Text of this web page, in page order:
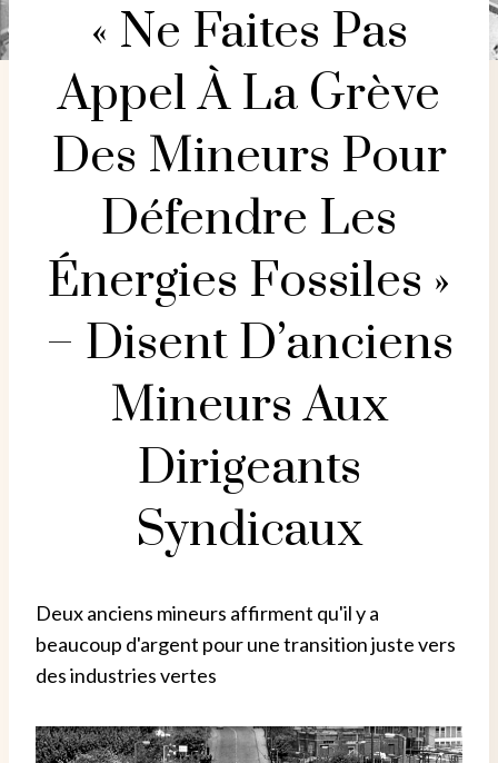
« Ne Faites Pas
Appel À La Grève
Des Mineurs Pour
Défendre Les
Énergies Fossiles »
– Disent D’anciens
Mineurs Aux
Dirigeants
Syndicaux
Deux anciens mineurs affirment qu'il y a
beaucoup d'argent pour une transition juste vers
des industries vertes